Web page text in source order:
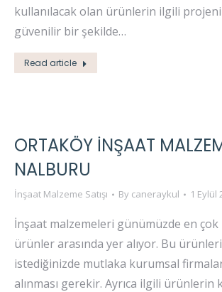
kullanılacak olan ürünlerin ilgili
güvenilir bir şekilde…
Read article
ORTAKÖY İNŞAAT
NALBURU
İnşaat Malzeme Satışı By caneraykul 1 Eylül
İnşaat malzemeleri günümüzde en çok
ürünler arasında yer alıyor. Bu
istediğinizde mutlaka kurumsal
alınması gerekir. Ayrıca ilgili ürünlerin